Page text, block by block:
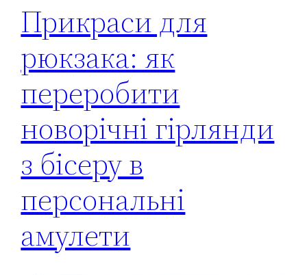
Прикраси для
рюкзака: як
переробити
новорічні гірлянди
з бісеру в
персональні
амулети